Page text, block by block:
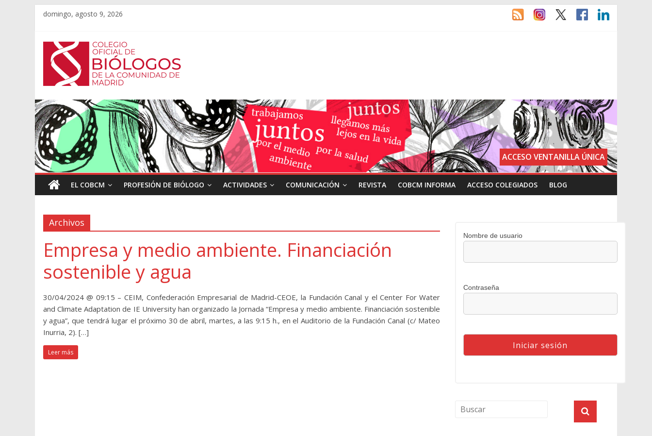
domingo, agosto 9, 2026
ACCESO VENTANILLA ÚNICA
EL COBCM PROFESIÓN DE BIÓLOGO ACTIVIDADES COMUNICACIÓN REVISTA COBCM INFORMA ACCESO COLEGIADOS BLOG
Archivos
Empresa y medio ambiente. Financiación
sostenible y agua
30/04/2024 @ 09:15 – CEIM, Confederación Empresarial de Madrid-CEOE, la Fundación Canal y el Center For Water
and Climate Adaptation de IE University han organizado la Jornada “Empresa y medio ambiente. Financiación sostenible
y agua”, que tendrá lugar el próximo 30 de abril, martes, a las 9:15 h., en el Auditorio de la Fundación Canal (c/ Mateo
Inurria, 2). […]
Leer más
Nombre de usuario
Contraseña